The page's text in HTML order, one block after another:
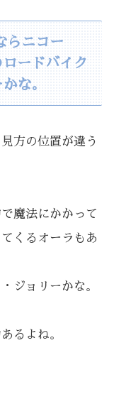
らニコー
ードバイク
な。
方の位置が違う
魔法にかかって
くるオーラもあ
ジョリーかな。
るよね。